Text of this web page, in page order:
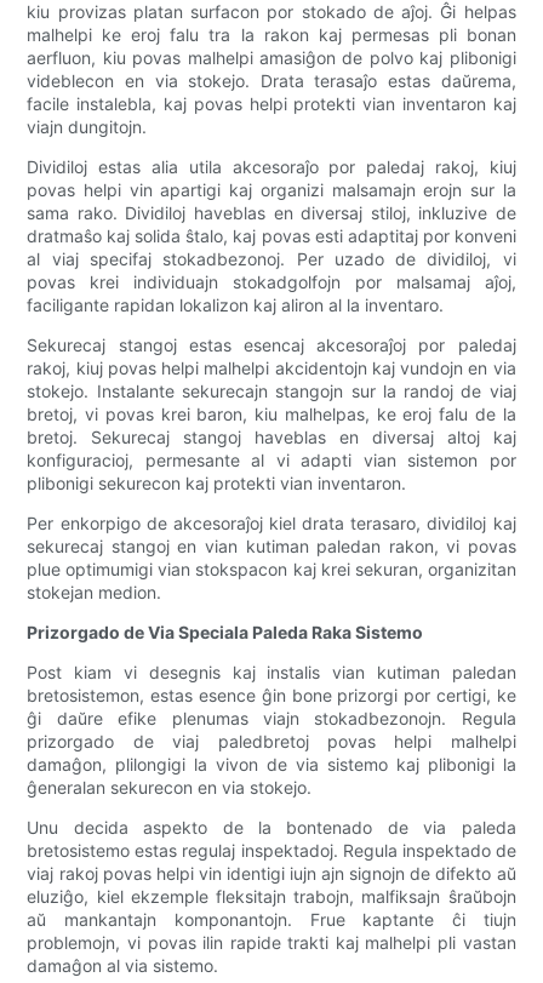
kiu provizas platan surfacon por stokado de aĵoj. Ĝi helpas
malhelpi ke eroj falu tra la rakon kaj permesas pli bonan
aerfluon, kiu povas malhelpi amasiĝon de polvo kaj plibonigi
videblecon en via stokejo. Drata terasaĵo estas daŭrema,
facile instalebla, kaj povas helpi protekti vian inventaron kaj
viajn dungitojn.
Dividiloj estas alia utila akcesoraĵo por paledaj rakoj, kiuj
povas helpi vin apartigi kaj organizi malsamajn erojn sur la
sama rako. Dividiloj haveblas en diversaj stiloj, inkluzive de
dratmaŝo kaj solida ŝtalo, kaj povas esti adaptitaj por konveni
al viaj specifaj stokadbezonoj. Per uzado de dividiloj, vi
povas krei individuajn stokadgolfojn por malsamaj aĵoj,
faciligante rapidan lokalizon kaj aliron al la inventaro.
Sekurecaj stangoj estas esencaj akcesoraĵoj por paledaj
rakoj, kiuj povas helpi malhelpi akcidentojn kaj vundojn en via
stokejo. Instalante sekurecajn stangojn sur la randoj de viaj
bretoj, vi povas krei baron, kiu malhelpas, ke eroj falu de la
bretoj. Sekurecaj stangoj haveblas en diversaj altoj kaj
konfiguracioj, permesante al vi adapti vian sistemon por
plibonigi sekurecon kaj protekti vian inventaron.
Per enkorpigo de akcesoraĵoj kiel drata terasaro, dividiloj kaj
sekurecaj stangoj en vian kutiman paledan rakon, vi povas
plue optimumigi vian stokspacon kaj krei sekuran, organizitan
stokejan medion.
Prizorgado de Via Speciala Paleda Raka Sistemo
Post kiam vi desegnis kaj instalis vian kutiman paledan
bretosistemon, estas esence ĝin bone prizorgi por certigi, ke
ĝi daŭre efike plenumas viajn stokadbezonojn. Regula
prizorgado de viaj paledbretoj povas helpi malhelpi
damaĝon, plilongigi la vivon de via sistemo kaj plibonigi la
ĝeneralan sekurecon en via stokejo.
Unu decida aspekto de la bontenado de via paleda
bretosistemo estas regulaj inspektadoj. Regula inspektado de
viaj rakoj povas helpi vin identigi iujn ajn signojn de difekto aŭ
eluziĝo, kiel ekzemple fleksitajn trabojn, malfiksajn ŝraŭbojn
aŭ mankantajn komponantojn. Frue kaptante ĉi tiujn
problemojn, vi povas ilin rapide trakti kaj malhelpi pli vastan
damaĝon al via sistemo.